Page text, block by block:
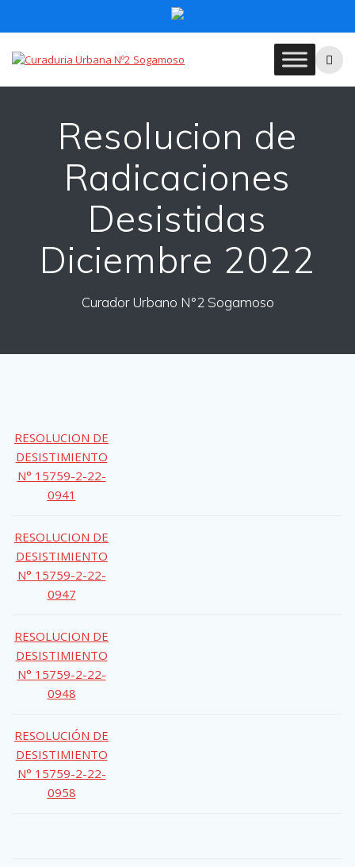
to
Resolucion de
Radicaciones
Desistidas
Diciembre 2022
Curador Urbano N°2 Sogamoso
RESOLUCION DE
DESISTIMIENTO
N° 15759-2-22-
0941
RESOLUCION DE
DESISTIMIENTO
N° 15759-2-22-
0947
RESOLUCION DE
DESISTIMIENTO
N° 15759-2-22-
0948
RESOLUCIÓN DE
DESISTIMIENTO
N° 15759-2-22-
0958